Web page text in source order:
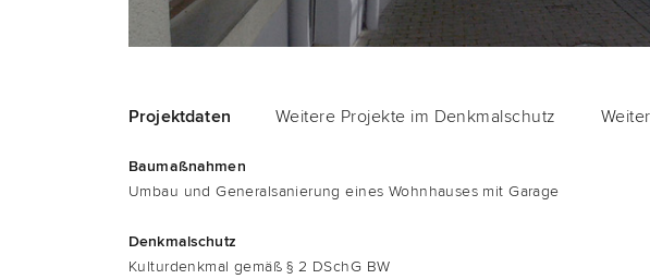
Pro­jekt­da­ten Wei­te­re Pro­jek­te im Denkmalschutz
Bau­maß­nah­men
Umbau und Gene­ral­sa­nie­rung eines Wohn­hau­ses mit Garage
Denk­mal­schutz
Kul­tur­denk­mal gemäß § 2 DSchG BW